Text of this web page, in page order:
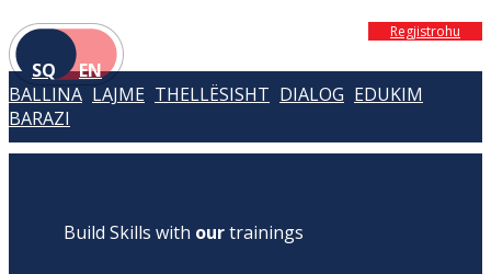
SQ EN
Regjistrohu
BALLINA LAJME THELLËSISHT DIALOG EDUKIM
BARAZI
Build Skills with ourtrainings